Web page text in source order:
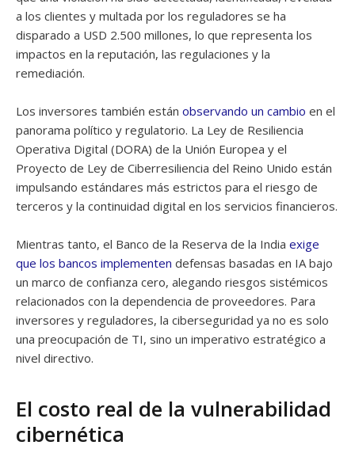
a los clientes y multada por los reguladores se ha
disparado a USD 2.500 millones, lo que representa los
impactos en la reputación, las regulaciones y la
remediación.
Los inversores también están observando un cambio en el
panorama político y regulatorio. La Ley de Resiliencia
Operativa Digital (DORA) de la Unión Europea y el
Proyecto de Ley de Ciberresiliencia del Reino Unido están
impulsando estándares más estrictos para el riesgo de
terceros y la continuidad digital en los servicios financieros.
Mientras tanto, el Banco de la Reserva de la India exige
que los bancos implementen defensas basadas en IA bajo
un marco de confianza cero, alegando riesgos sistémicos
relacionados con la dependencia de proveedores. Para
inversores y reguladores, la ciberseguridad ya no es solo
una preocupación de TI, sino un imperativo estratégico a
nivel directivo.
El costo real de la vulnerabilidad
cibernética